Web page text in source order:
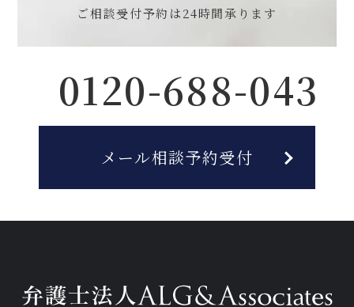
ご相談受付予約は24時間承ります
0120-688-043
メール相談予約受付